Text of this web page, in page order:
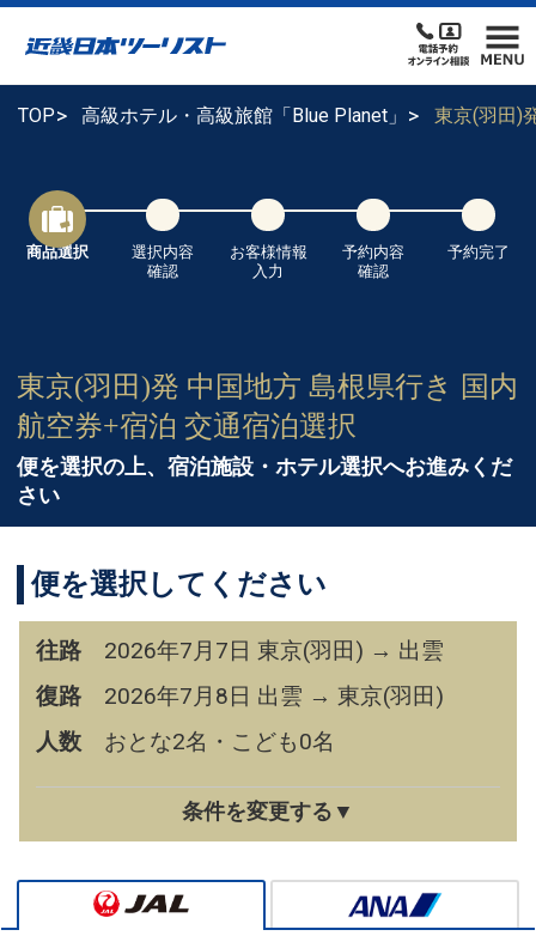
TOP 高級ホテル・高級旅館「Blue Planet」 東京(羽田)
商品選択
選択内容
確認
お客様情報
入力
予約内容
確認
予約完了
東京(羽田)発 中国地方 島根県行き 国内
航空券+宿泊 交通宿泊選択
便を選択の上、宿泊施設・ホテル選択へお進みくだ
さい
便を選択してください
往路
2026年7月7日 東京(羽田) → 出雲
復路
2026年7月8日 出雲 → 東京(羽田)
人数
おとな2名・こども0名
条件を変更する▼